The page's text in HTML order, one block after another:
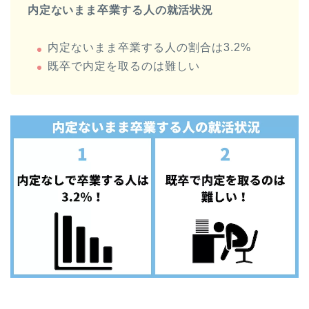
内定ないまま卒業する人の就活状況
内定ないまま卒業する人の割合は3.2%
既卒で内定を取るのは難しい